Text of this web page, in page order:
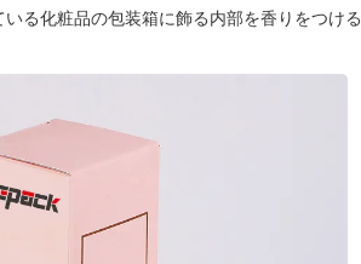
る化粧品の包装箱に飾る内部を香りをつける